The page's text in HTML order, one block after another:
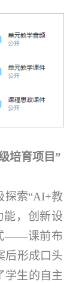
培育项目”
探索“AI+教
能，创新设
——课前布
后形成口头
学生的自主